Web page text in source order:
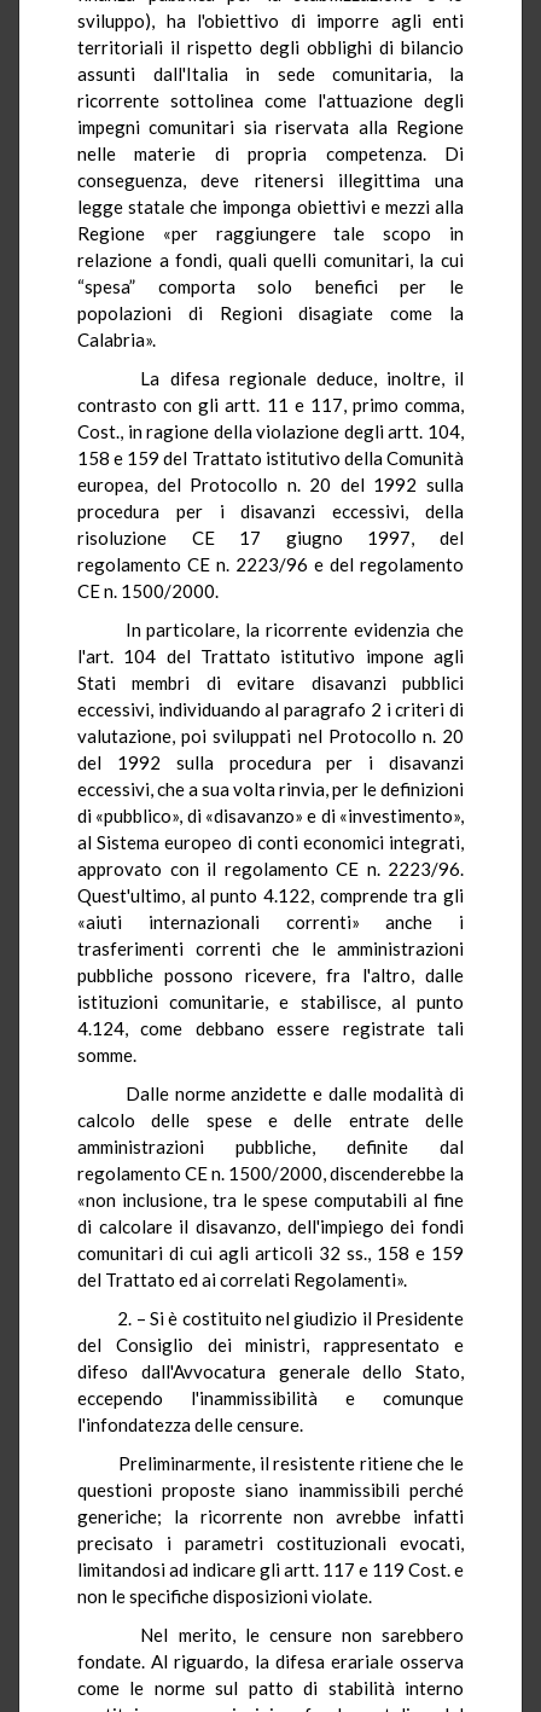
sviluppo), ha l'obiettivo di imporre agli enti
territoriali il rispetto degli obblighi di bilancio
assunti dall'Italia in sede comunitaria, la
ricorrente sottolinea come l'attuazione degli
impegni comunitari sia riservata alla Regione
nelle materie di propria competenza. Di
conseguenza, deve ritenersi illegittima una
legge statale che imponga obiettivi e mezzi alla
Regione «per raggiungere tale scopo in
relazione a fondi, quali quelli comunitari, la cui
“spesa” comporta solo benefici per le
popolazioni di Regioni disagiate come la
Calabria».
La difesa regionale deduce, inoltre, il
contrasto con gli artt. 11 e 117, primo comma,
Cost., in ragione della violazione degli artt. 104,
158 e 159 del Trattato istitutivo della Comunità
europea, del Protocollo n. 20 del 1992 sulla
procedura per i disavanzi eccessivi, della
risoluzione CE 17 giugno 1997, del
regolamento CE n. 2223/96 e del regolamento
CE n. 1500/2000.
In particolare, la ricorrente evidenzia che
l'art. 104 del Trattato istitutivo impone agli
Stati membri di evitare disavanzi pubblici
eccessivi, individuando al paragrafo 2 i criteri di
valutazione, poi sviluppati nel Protocollo n. 20
del 1992 sulla procedura per i disavanzi
eccessivi, che a sua volta rinvia, per le definizioni
di «pubblico», di «disavanzo» e di «investimento»,
al Sistema europeo di conti economici integrati,
approvato con il regolamento CE n. 2223/96.
Quest'ultimo, al punto 4.122, comprende tra gli
«aiuti internazionali correnti» anche i
trasferimenti correnti che le amministrazioni
pubbliche possono ricevere, fra l'altro, dalle
istituzioni comunitarie, e stabilisce, al punto
4.124, come debbano essere registrate tali
somme.
Dalle norme anzidette e dalle modalità di
calcolo delle spese e delle entrate delle
amministrazioni pubbliche, definite dal
regolamento CE n. 1500/2000, discenderebbe la
«non inclusione, tra le spese computabili al fine
di calcolare il disavanzo, dell'impiego dei fondi
comunitari di cui agli articoli 32 ss., 158 e 159
del Trattato ed ai correlati Regolamenti».
2. – Si è costituito nel giudizio il Presidente
del Consiglio dei ministri, rappresentato e
difeso dall'Avvocatura generale dello Stato,
eccependo l'inammissibilità e comunque
l'infondatezza delle censure.
Preliminarmente, il resistente ritiene che le
questioni proposte siano inammissibili perché
generiche; la ricorrente non avrebbe infatti
precisato i parametri costituzionali evocati,
limitandosi ad indicare gli artt. 117 e 119 Cost. e
non le specifiche disposizioni violate.
Nel merito, le censure non sarebbero
fondate. Al riguardo, la difesa erariale osserva
come le norme sul patto di stabilità interno